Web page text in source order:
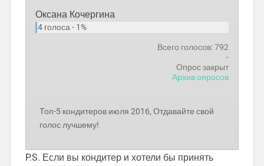
Оксана Кочергина
4 голоса 1%
Всего голосов: 792
-
Опрос закрыт
Архив опросов
Топ-5 кондитеров июля 2016, Отдавайте свой
голос лучшему!
P.S. Если вы кондитер и хотели бы принять